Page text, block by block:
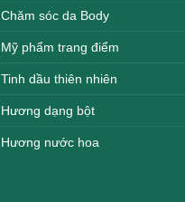
Chăm sóc da Body
Mỹ phẩm trang điểm
Tinh dầu thiên nhiên
Hương dạng bột
Hương nước hoa